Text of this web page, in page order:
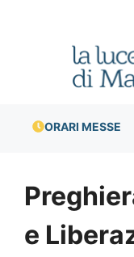
ORARI MESSE
e